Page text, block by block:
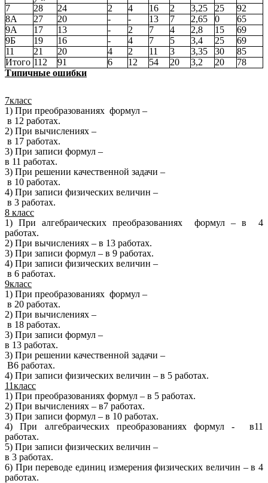
7
28 24 2 4 16 2 3,25 25
92
8А
27 20 - - 13 7 2,65 0
65
9А
17 13 - 2 7 4 2,8 15
69
9Б
19 16 - 4 7 5 3,4 25
69
11
21 20 4 2 11 3 3,35 30
85
Итого 112 91 6 12 54 20 3,2 20
78
Типичные ошибки
7класс
1) При преобразованиях формул –
в 12 работах.
2) При вычислениях –
в 17 работах.
3) При записи формул –
в 11 работах.
3) При решении качественной задачи –
в 10 работах.
4) При записи физических величин –
в 3 работах.
8 класс
1) При алгебраических преобразованиях формул – в 4
работах.
2) При вычислениях – в 13 работах.
3) При записи формул – в 9 работах.
4) При записи физических величин –
в 6 работах.
9класс
1) При преобразованиях формул –
в 20 работах.
2) При вычислениях –
в 18 работах.
3) При записи формул –
в 13 работах.
3) При решении качественной задачи –
В6 работах.
4) При записи физических величин – в 5 работах.
11класс
1) При преобразованиях формул – в 5 работах.
2) При вычислениях – в7 работах.
3) При записи формул – в 10 работах.
4) При алгебраических преобразованиях формул - в11
работах.
5) При записи физических величин –
в 3 работах.
6) При переводе единиц измерения физических величин – в 4
работах.